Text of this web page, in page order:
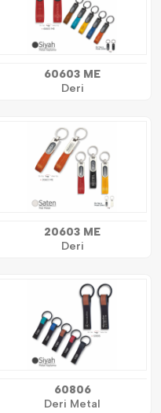
60603 ME
Deri
20603 ME
Deri
60806
Deri Metal